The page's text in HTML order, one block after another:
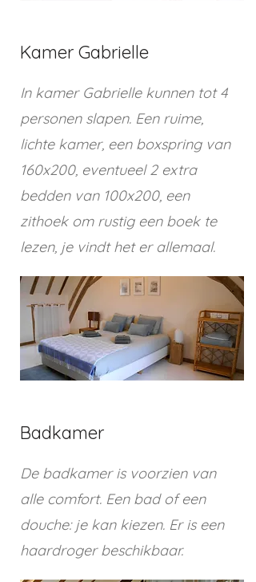
Kamer Gabrielle
In kamer Gabrielle kunnen tot 4
personen slapen. Een ruime,
lichte kamer, een boxspring van
160x200, eventueel 2 extra
bedden van 100x200, een
zithoek om rustig een boek te
lezen, je vindt het er allemaal.
Badkamer
De badkamer is voorzien van
alle comfort. Een bad of een
douche: je kan kiezen. Er is een
haardroger beschikbaar.